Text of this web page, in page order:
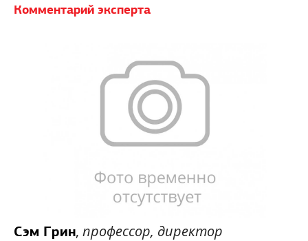
Комментарий эксперта
Сэм Грин, профессор, директор